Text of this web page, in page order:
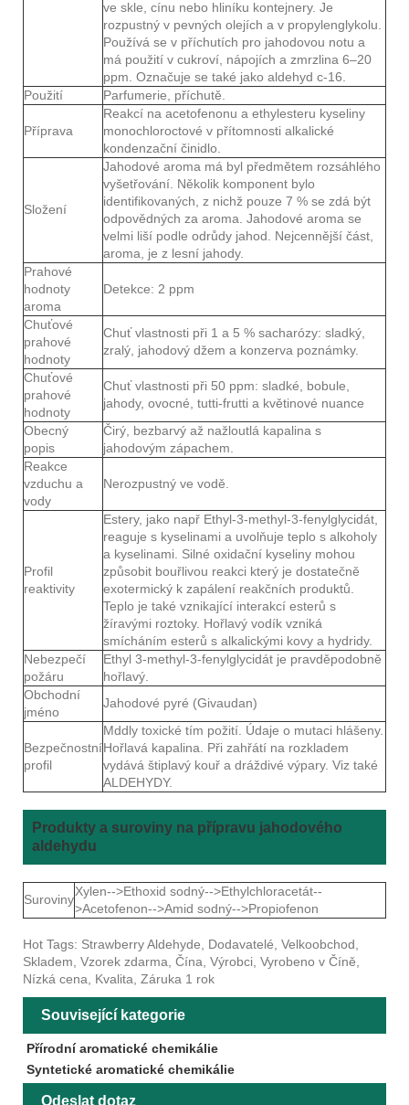
ve skle, cínu nebo hliníku kontejnery. Je
rozpustný v pevných olejích a v propylenglykolu.
Používá se v příchutích pro jahodovou notu a
má použití v cukroví, nápojích a zmrzlina 6–20
ppm. Označuje se také jako aldehyd c-16.
Použití
Parfumerie, příchutě.
Příprava
Reakcí na acetofenonu a ethylesteru kyseliny
monochloroctové v přítomnosti alkalické
kondenzační činidlo.
Složení
Jahodové aroma má byl předmětem rozsáhlého
vyšetřování. Několik komponent bylo
identifikovaných, z nichž pouze 7 % se zdá být
odpovědných za aroma. Jahodové aroma se
velmi liší podle odrůdy jahod. Nejcennější část,
aroma, je z lesní jahody.
Prahové
hodnoty
aroma
Detekce: 2 ppm
Chuťové
prahové
hodnoty
Chuť vlastnosti při 1 a 5 % sacharózy: sladký,
zralý, jahodový džem a konzerva poznámky.
Chuťové
prahové
hodnoty
Chuť vlastnosti při 50 ppm: sladké, bobule,
jahody, ovocné, tutti-frutti a květinové nuance
Obecný
popis
Čirý, bezbarvý až nažloutlá kapalina s
jahodovým zápachem.
Reakce
vzduchu a
vody
Nerozpustný ve vodě.
Profil
reaktivity
Estery, jako např Ethyl-3-methyl-3-fenylglycidát,
reaguje s kyselinami a uvolňuje teplo s alkoholy
a kyselinami. Silné oxidační kyseliny mohou
způsobit bouřlivou reakci který je dostatečně
exotermický k zapálení reakčních produktů.
Teplo je také vznikající interakcí esterů s
žíravými roztoky. Hořlavý vodík vzniká
smícháním esterů s alkalickými kovy a hydridy.
Nebezpečí
požáru
Ethyl 3-methyl-3-fenylglycidát je pravděpodobně
hořlavý.
Obchodní
jméno
Jahodové pyré (Givaudan)
Bezpečnostní
profil
Mddly toxické tím požití. Údaje o mutaci hlášeny.
Hořlavá kapalina. Při zahřátí na rozkladem
vydává štiplavý kouř a dráždivé výpary. Viz také
ALDEHYDY.
Produkty a suroviny na přípravu jahodového
aldehydu
Suroviny
Xylen-->Ethoxid sodný-->Ethylchloracetát--
>Acetofenon-->Amid sodný-->Propiofenon
Hot Tags: Strawberry Aldehyde, Dodavatelé, Velkoobchod,
Skladem, Vzorek zdarma, Čína, Výrobci, Vyrobeno v Číně,
Nízká cena, Kvalita, Záruka 1 rok
Související kategorie
Přírodní aromatické chemikálie
Syntetické aromatické chemikálie
Odeslat dotaz